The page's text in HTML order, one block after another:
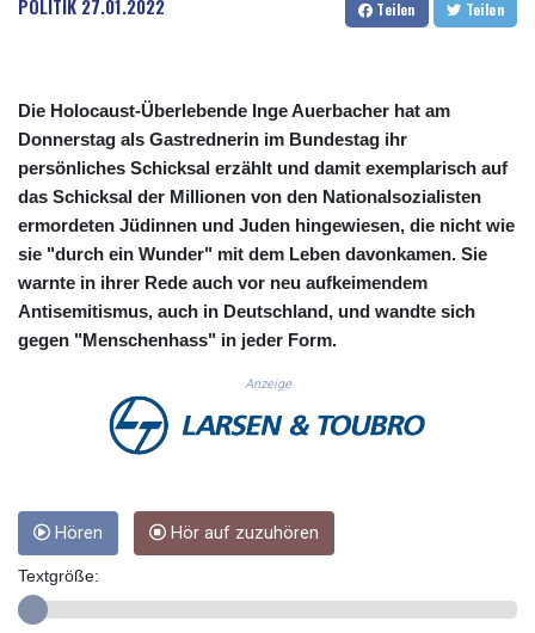
CUC 1.156136
DJF 205.46888
DKK 7.477932
DOP 67.345355
DZD 153.688625
EGP 57.293288
ERN 17.342035
ETB 184.982115
FJD 2.553384
FKP 0.8566
GEL 3.017966
GHS 13.596606
GNF 10145.090599
GTQ 8.820142
HNL 31.077375
POLITIK 27.01.2022 Teilen Teilen
Die Holocaust-Überlebende Inge Auerbacher hat am
Donnerstag als Gastrednerin im Bundestag ihr
persönliches Schicksal erzählt und damit exemplarisch auf
das Schicksal der Millionen von den Nationalsozialisten
ermordeten Jüdinnen und Juden hingewiesen, die nicht wie
sie "durch ein Wunder" mit dem Leben davonkamen. Sie
warnte in ihrer Rede auch vor neu aufkeimendem
Antisemitismus, auch in Deutschland, und wandte sich
gegen "Menschenhass" in jeder Form.
Anzeige
Hören Hör auf zuzuhören
Textgröße: